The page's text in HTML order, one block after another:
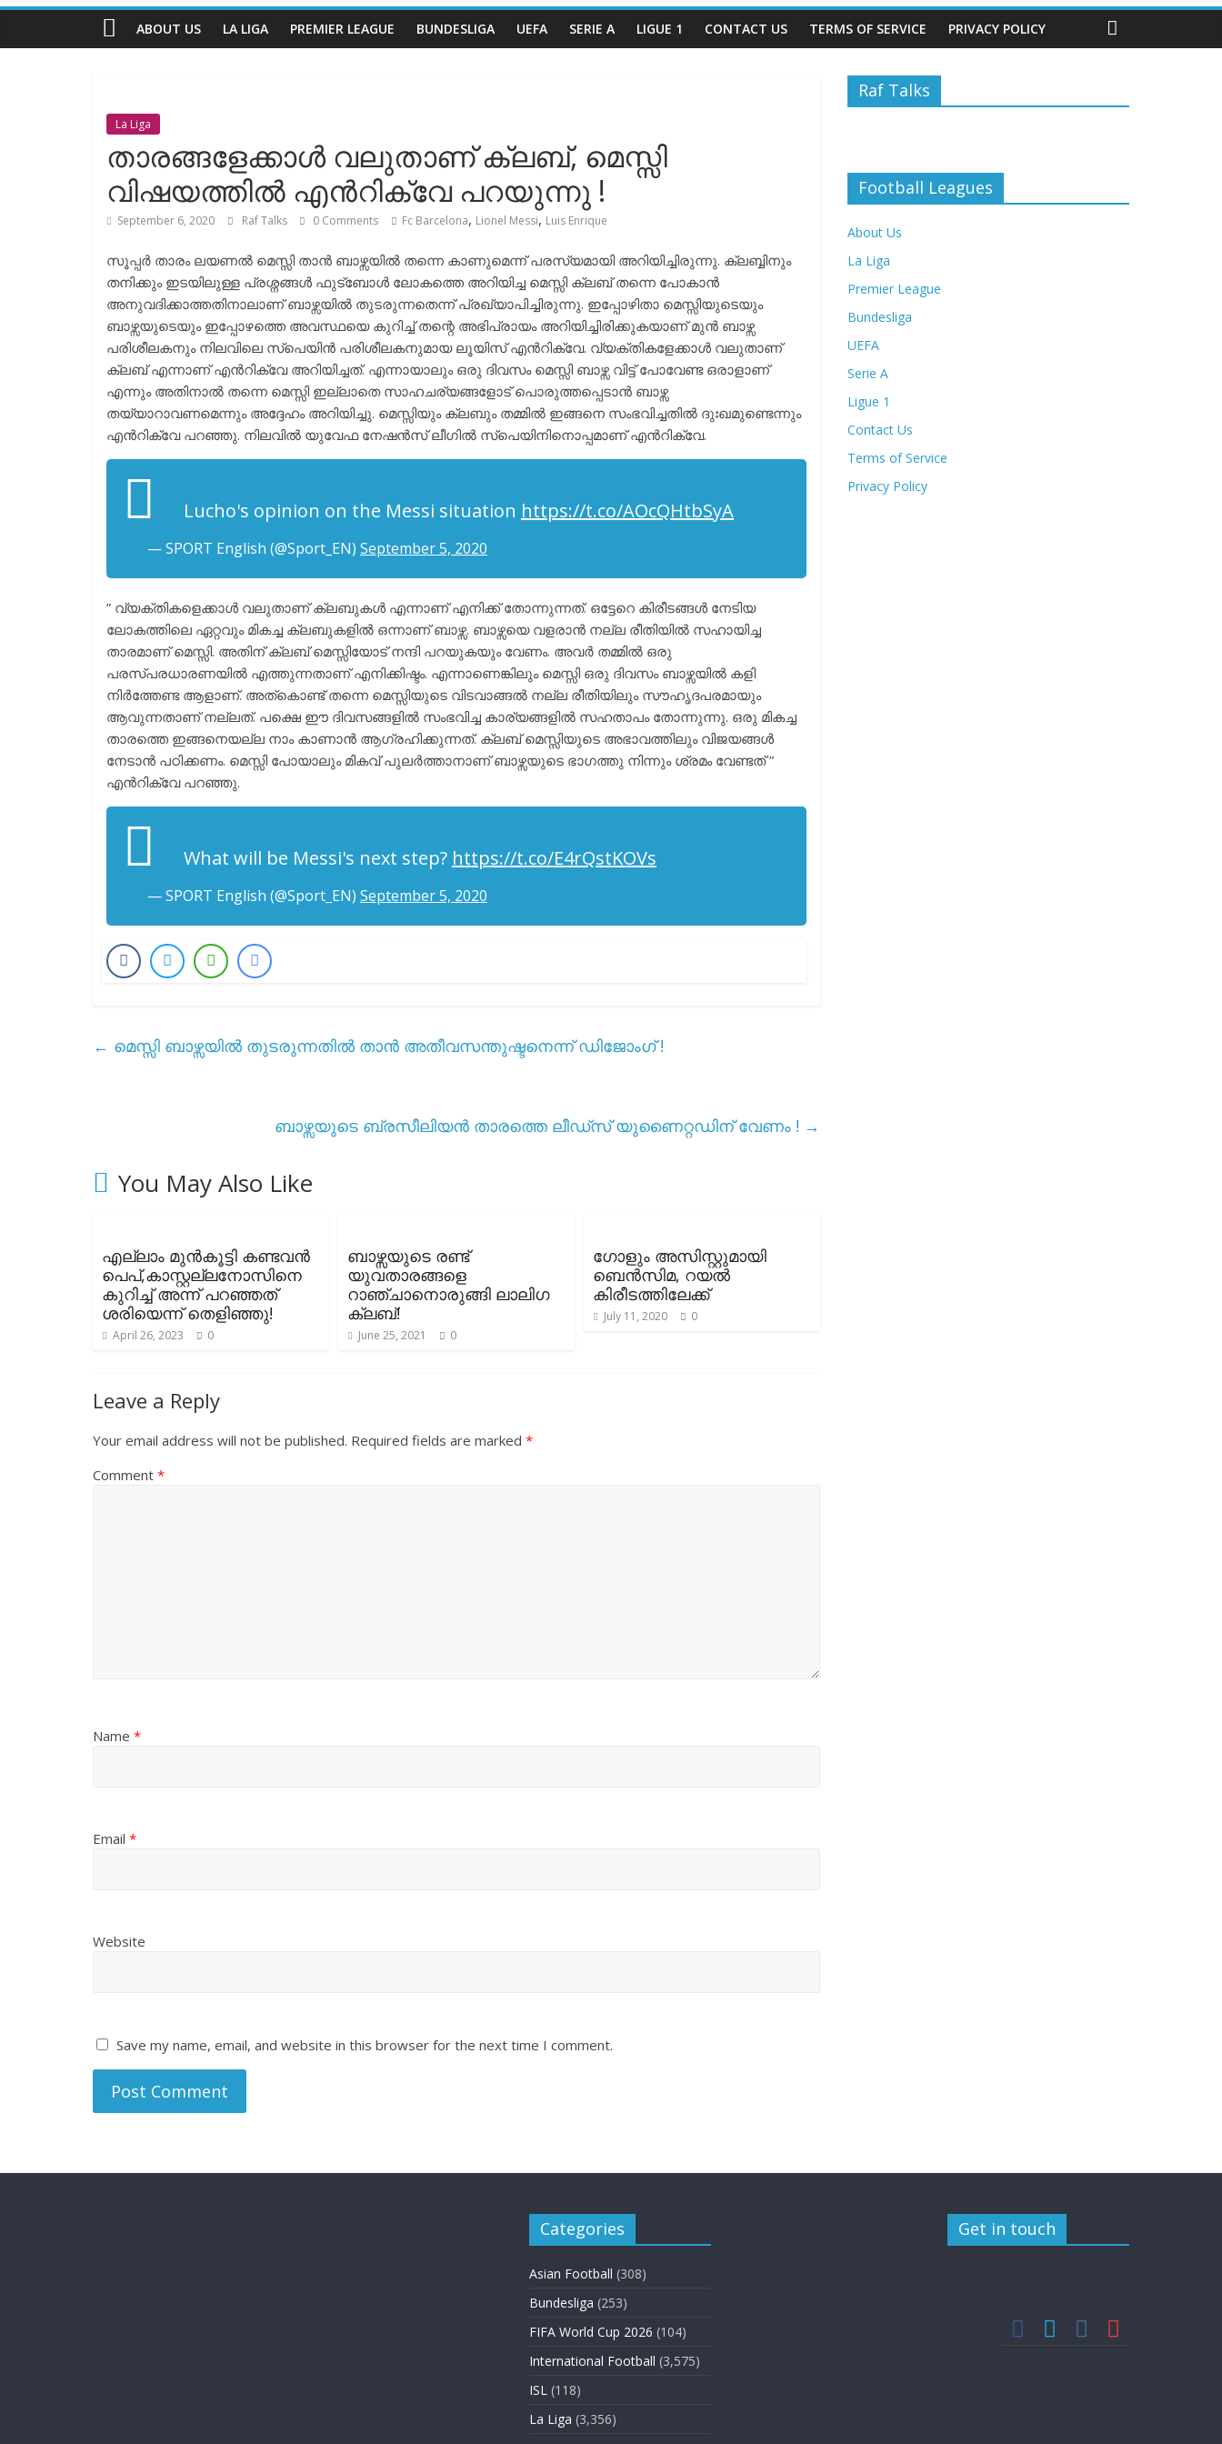
Talks
Football
Channel
ABOUT US LA LIGA PREMIER LEAGUE BUNDESLIGA UEFA SERIE A LIGUE 1 CONTACT US TERMS OF SERVICE PRIVACY POLICY
La Liga
താരങ്ങളേക്കാൾ വലുതാണ് ക്ലബ്, മെസ്സി
വിഷയത്തിൽ എൻറിക്വേ പറയുന്നു !
September 6, 2020 Raf Talks 0 Comments Fc Barcelona, Lionel Messi, Luis Enrique
സൂപ്പർ താരം ലയണൽ മെസ്സി താൻ ബാഴ്സയിൽ തന്നെ കാണുമെന്ന് പരസ്യമായി അറിയിച്ചിരുന്നു. ക്ലബ്ബിനും
തനിക്കും ഇടയിലുള്ള പ്രശ്നങ്ങൾ ഫുട്ബോൾ ലോകത്തെ അറിയിച്ച മെസ്സി ക്ലബ് തന്നെ പോകാൻ
അനുവദിക്കാത്തതിനാലാണ് ബാഴ്സയിൽ തുടരുന്നതെന്ന് പ്രഖ്യാപിച്ചിരുന്നു. ഇപ്പോഴിതാ മെസ്സിയുടെയും
ബാഴ്സയുടെയും ഇപ്പോഴത്തെ അവസ്ഥയെ കുറിച്ച് തന്റെ അഭിപ്രായം അറിയിച്ചിരിക്കുകയാണ് മുൻ ബാഴ്സ
പരിശീലകനും നിലവിലെ സ്പെയിൻ പരിശീലകനുമായ ലൂയിസ് എൻറിക്വേ. വ്യക്തികളേക്കാൾ വലുതാണ്
ക്ലബ് എന്നാണ് എൻറിക്വേ അറിയിച്ചത്. എന്നായാലും ഒരു ദിവസം മെസ്സി ബാഴ്സ വിട്ട് പോവേണ്ട ഒരാളാണ്
എന്നും അതിനാൽ തന്നെ മെസ്സി ഇല്ലാതെ സാഹചര്യങ്ങളോട് പൊരുത്തപ്പെടാൻ ബാഴ്സ
തയ്യാറാവണമെന്നും അദ്ദേഹം അറിയിച്ചു. മെസ്സിയും ക്ലബും തമ്മിൽ ഇങ്ങനെ സംഭവിച്ചതിൽ ദുഃഖമുണ്ടെന്നും
എൻറിക്വേ പറഞ്ഞു. നിലവിൽ യുവേഫ നേഷൻസ് ലീഗിൽ സ്പെയിനിനൊപ്പമാണ് എൻറിക്വേ.
Lucho's opinion on the Messi situation https://t.co/AOcQHtbSyA
— SPORT English (@Sport_EN) September 5, 2020
” വ്യക്തികളെക്കാൾ വലുതാണ് ക്ലബുകൾ എന്നാണ് എനിക്ക് തോന്നുന്നത്. ഒട്ടേറെ കിരീടങ്ങൾ നേടിയ
ലോകത്തിലെ ഏറ്റവും മികച്ച ക്ലബുകളിൽ ഒന്നാണ് ബാഴ്സ. ബാഴ്സയെ വളരാൻ നല്ല രീതിയിൽ സഹായിച്ച
താരമാണ് മെസ്സി. അതിന് ക്ലബ് മെസ്സിയോട് നന്ദി പറയുകയും വേണം. അവർ തമ്മിൽ ഒരു
പരസ്പരധാരണയിൽ എത്തുന്നതാണ് എനിക്കിഷ്ടം. എന്നാണെങ്കിലും മെസ്സി ഒരു ദിവസം ബാഴ്സയിൽ കളി
നിർത്തേണ്ട ആളാണ്. അത്കൊണ്ട് തന്നെ മെസ്സിയുടെ വിടവാങ്ങൽ നല്ല രീതിയിലും സൗഹൃദപരമായും
ആവുന്നതാണ് നല്ലത്. പക്ഷെ ഈ ദിവസങ്ങളിൽ സംഭവിച്ച കാര്യങ്ങളിൽ സഹതാപം തോന്നുന്നു. ഒരു മികച്ച
താരത്തെ ഇങ്ങനെയല്ല നാം കാണാൻ ആഗ്രഹിക്കുന്നത്. ക്ലബ് മെസ്സിയുടെ അഭാവത്തിലും വിജയങ്ങൾ
നേടാൻ പഠിക്കണം. മെസ്സി പോയാലും മികവ് പുലർത്താനാണ് ബാഴ്സയുടെ ഭാഗത്തു നിന്നും ശ്രമം വേണ്ടത് ”
എൻറിക്വേ പറഞ്ഞു.
What will be Messi's next step? https://t.co/E4rQstKOVs
— SPORT English (@Sport_EN) September 5, 2020
← മെസ്സി ബാഴ്സയിൽ തുടരുന്നതിൽ താൻ അതീവസന്തുഷ്ടനെന്ന് ഡിജോംഗ് !
ബാഴ്സയുടെ ബ്രസീലിയൻ താരത്തെ ലീഡ്‌സ് യുണൈറ്റഡിന് വേണം ! →
You May Also Like
എല്ലാം മുൻകൂട്ടി കണ്ടവൻ
പെപ്,കാസ്റ്റല്ലനോസിനെ
കുറിച്ച് അന്ന് പറഞ്ഞത്
ശരിയെന്ന് തെളിഞ്ഞു!
April 26, 2023 0
ബാഴ്സയുടെ രണ്ട്
യുവതാരങ്ങളെ
റാഞ്ചാനൊരുങ്ങി ലാലിഗ
ക്ലബ്!
June 25, 2021 0
ഗോളും അസിസ്റ്റുമായി
ബെൻസിമ, റയൽ
കിരീടത്തിലേക്ക്
July 11, 2020 0
Leave a Reply
Your email address will not be published. Required fields are marked *
Comment *
Name *
Email *
Website
Save my name, email, and website in this browser for the next time I comment.
Raf Talks
Football Leagues
About Us
La Liga
Premier League
Bundesliga
UEFA
Serie A
Ligue 1
Contact Us
Terms of Service
Privacy Policy
Categories
Asian Football (308)
Bundesliga (253)
FIFA World Cup 2026 (104)
International Football (3,575)
ISL (118)
La Liga (3,356)
Get in touch